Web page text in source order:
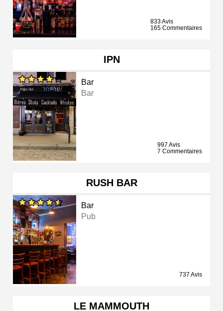
833 Avis
165 Commentaires
IPN
Bar
Bar
997 Avis
7 Commentaires
RUSH BAR
Bar
Pub
737 Avis
LE MAMMOUTH